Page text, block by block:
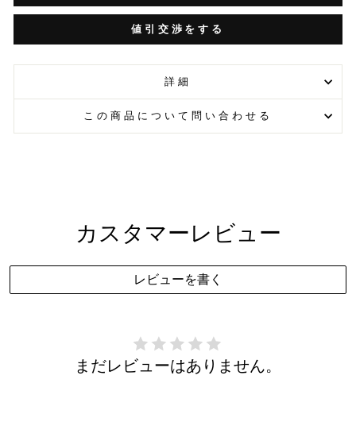
値引交渉をする
詳細
この商品について問い合わせる
カスタマーレビュー
レビューを書く
まだレビューはありません。